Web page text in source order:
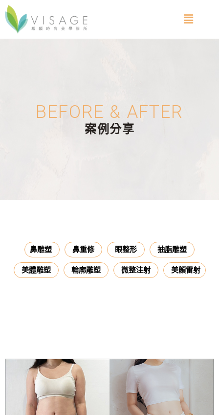
BEFORE & AFTER
案例分享
鼻雕塑 鼻重修 眼整形 抽脂雕塑
美體雕塑 輪廓雕塑 微整注射 美顏雷射